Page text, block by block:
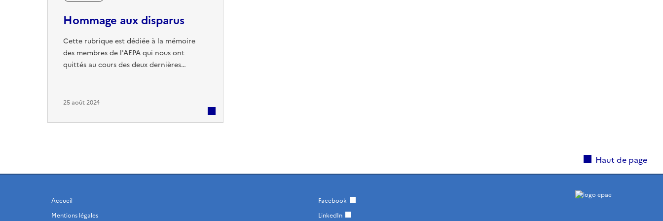
Hommage aux disparus
Cette rubrique est dédiée à la mémoire
des membres de l'AEPA qui nous ont
quittés au cours des deux dernières
leur camaraderie, et leur attachement
rendons hommage ici, en gardant vivants
25 août 2024
Haut de page
Accueil
Mentions légales
Facebook
LinkedIn